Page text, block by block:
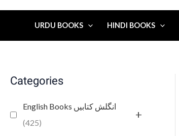
URDU BOOKS HINDI BOOKS
Categories
English Books انگلش کتابیں
(425)
+